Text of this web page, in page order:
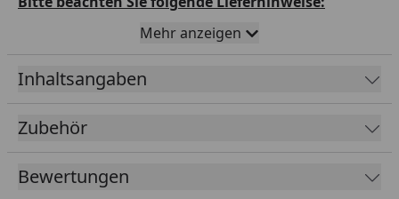
Die Lieferzeit beträgt 1-6 Werktage, abhängig vom
Bestelltag.
Die Lieferung von Frostfutter erfolgt separat mit
DPD aus einem Tiefkühllager.
Versandtage sind Montag bis Mittwoch, außer an
Feiertagen.
Versand nur innerhalb Deutschland und
Mehr anzeigen
Inhaltsangaben
Zubehör
Bewertungen